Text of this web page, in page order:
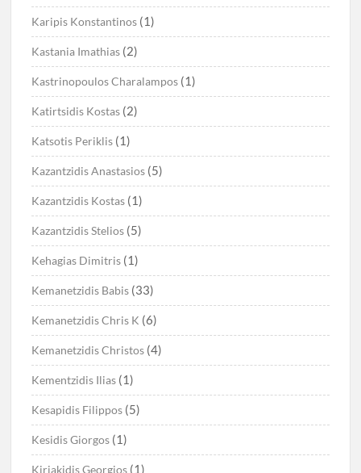
Karipis Konstantinos (1)
Kastania Imathias (2)
Kastrinopoulos Charalampos (1)
Katirtsidis Kostas (2)
Katsotis Periklis (1)
Kazantzidis Anastasios (5)
Kazantzidis Kostas (1)
Kazantzidis Stelios (5)
Kehagias Dimitris (1)
Kemanetzidis Babis (33)
Kemanetzidis Chris K (6)
Kemanetzidis Christos (4)
Kementzidis Ilias (1)
Kesapidis Filippos (5)
Kesidis Giorgos (1)
Kiriakidis Georgios (1)